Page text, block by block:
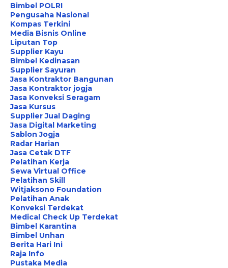
Bimbel POLRI
Pengusaha Nasional
Kompas Terkini
Media Bisnis Online
Liputan Top
Supplier Kayu
Bimbel Kedinasan
Supplier Sayuran
Jasa Kontraktor Bangunan
Jasa Kontraktor jogja
Jasa Konveksi Seragam
Jasa Kursus
Supplier Jual Daging
Jasa Digital Marketing
Sablon Jogja
Radar Harian
Jasa Cetak DTF
Pelatihan Kerja
Sewa Virtual Office
Pelatihan Skill
Witjaksono Foundation
Pelatihan Anak
Konveksi Terdekat
Medical Check Up Terdekat
Bimbel Karantina
Bimbel Unhan
Berita Hari Ini
Raja Info
Pustaka Media